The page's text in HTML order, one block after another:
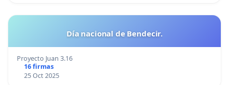
Día nacional de Bendecir.
Proyecto Juan 3.16
16 firmas
25 Oct 2025